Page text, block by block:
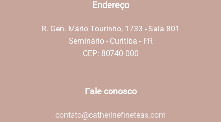
Endereço
R. Gen. Mário Tourinho, 1733 - Sala 801
Seminário - Curitiba - PR
CEP: 80740-000
Fale conosco
contato@catherinefineteas.com